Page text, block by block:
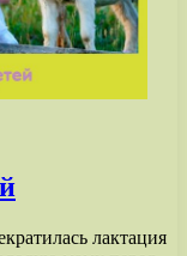
лактация